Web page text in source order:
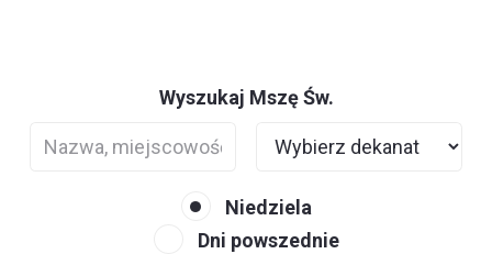
Wyszukaj Mszę Św.
Niedziela
Dni powszednie